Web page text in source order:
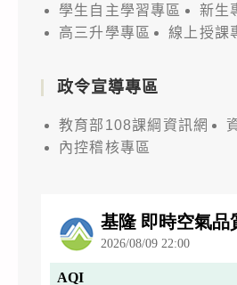
學生自主學習專區
新生
高三升學專區
線上授課
政令宣導專區
教育部108課綱資訊網
內控稽核專區